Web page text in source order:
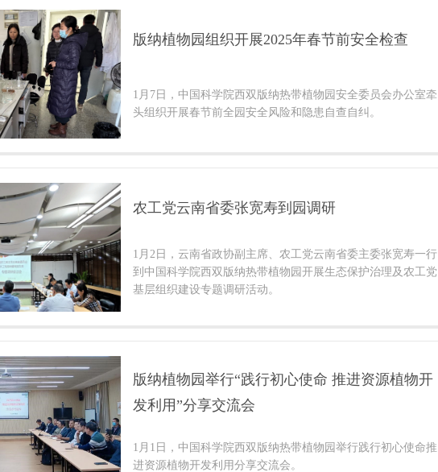
版纳植物园组织开展2025年春节前安全检查
1月7日，中国科学院西双版纳热带植物园安全委员会办公室牵
头组织开展春节前全园安全风险和隐患自查自纠。
农工党云南省委张宽寿到园调研
1月2日，云南省政协副主席、农工党云南省委主委张宽寿一行
到中国科学院西双版纳热带植物园开展生态保护治理及农工党
基层组织建设专题调研活动。
版纳植物园举行“践行初心使命 推进资源植物开
发利用”分享交流会
1月1日，中国科学院西双版纳热带植物园举行践行初心使命推
进资源植物开发利用分享交流会。